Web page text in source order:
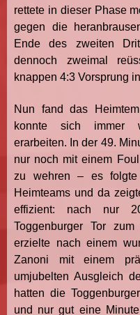
rettete in dieser Phase
gegen die
Ende des zweiten
dennoch zweimal
knappen 4:3 Vorsprung
Nun fand das
konnte sich immer
erarbeiten. In der 49.
nur noch mit einem
zu wehren – es
Heimteams und da
effizient: nach nur
Toggenburger Tor
erzielte nach einem
Zanoni mit einem
umjubelten Ausgleich
hatten die
und nur gut eine